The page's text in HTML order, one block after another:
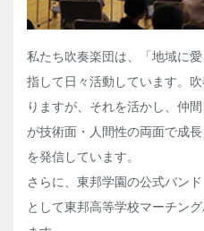
私たち吹奏楽団は、「地域に
指して日々活動しています。
りますが、それを活かし、仲
が技術面・人間性の両面で成
を発信しています。
さらに、東邦学園の公式バン
として東邦高等学校マーチン